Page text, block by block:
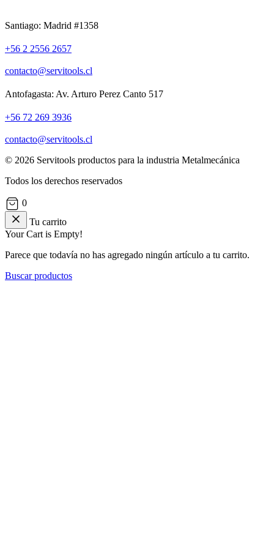
Santiago: Madrid #1358
+56 2 2556 2657
contacto@servitools.cl
Antofagasta: Av. Arturo Perez Canto 517
+56 72 269 3936
contacto@servitools.cl
© 2026 Servitools productos para la industria Metalmecánica
Todos los derechos reservados
0
Tu carrito
Your Cart is Empty!
Parece que todavía no has agregado ningún artículo a tu carrito.
Buscar productos